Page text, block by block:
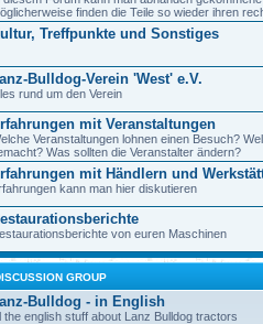
finden die Teile so wieder ihren
Treffpunkte und Sonstiges
Bulldog-Verein 'West' e.V.
rund um den Verein
mit Veranstaltungen
Veranstaltungen lohnen einen Besuch?
Was sollten die Veranstalter ändern?
mit Händlern und
kann man hier diskutieren
von euren Maschinen
GROUP
Bulldog - in English
the english stuff about Lanz Bulldog tractors